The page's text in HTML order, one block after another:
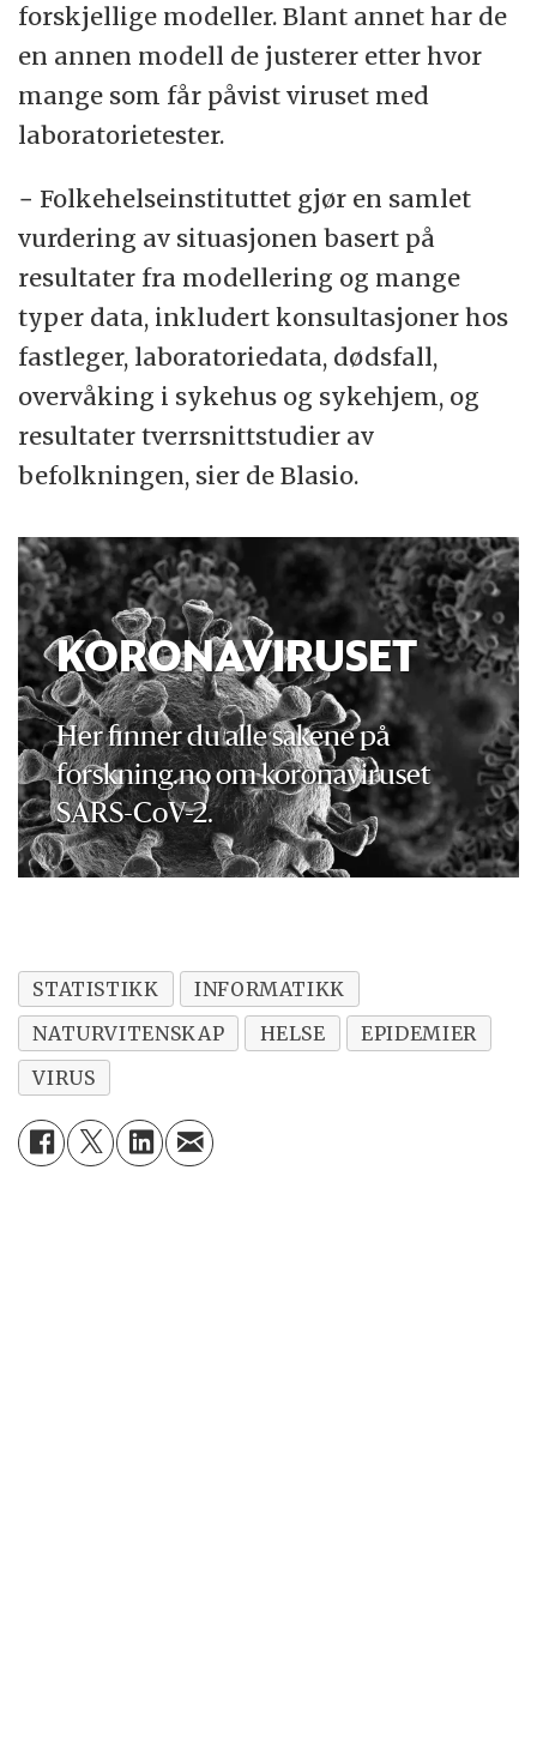
forskjellige modeller. Blant annet har de
en annen modell de justerer etter hvor
mange som får påvist viruset med
laboratorietester.
− Folkehelseinstituttet gjør en samlet
vurdering av situasjonen basert på
resultater fra modellering og mange
typer data, inkludert konsultasjoner hos
fastleger, laboratoriedata, dødsfall,
overvåking i sykehus og sykehjem, og
resultater tverrsnittstudier av
befolkningen, sier de Blasio.
KORONAVIRUSET
Her finner du alle sakene på
forskning.no om koronaviruset
SARS-CoV-2.
STATISTIKK
INFORMATIKK
NATURVITENSKAP
HELSE
EPIDEMIER
VIRUS